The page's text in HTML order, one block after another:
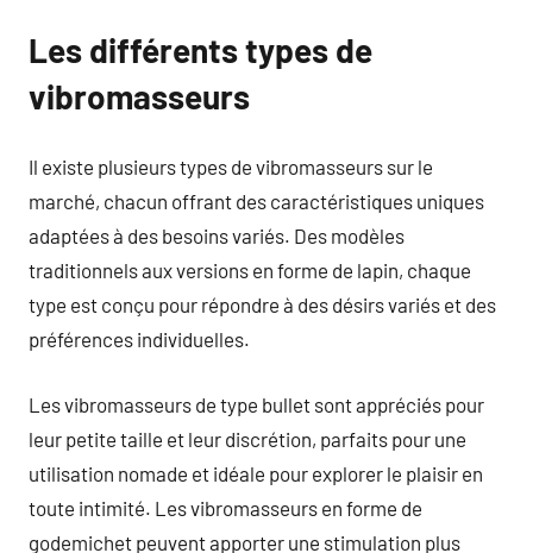
Les différents types de
vibromasseurs
Il existe plusieurs types de vibromasseurs sur le
marché, chacun offrant des caractéristiques uniques
adaptées à des besoins variés. Des modèles
traditionnels aux versions en forme de lapin, chaque
type est conçu pour répondre à des désirs variés et des
préférences individuelles.
Les vibromasseurs de type bullet sont appréciés pour
leur petite taille et leur discrétion, parfaits pour une
utilisation nomade et idéale pour explorer le plaisir en
toute intimité. Les vibromasseurs en forme de
godemichet peuvent apporter une stimulation plus